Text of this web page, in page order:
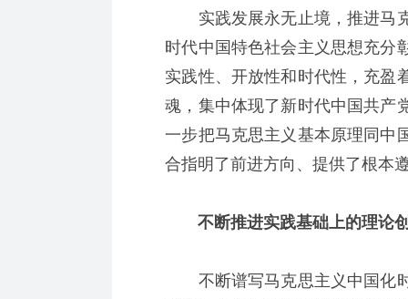
实践发展永无止境，推进马克
时代中国特色社会主义思想充分
实践性、开放性和时代性，充盈
魂，集中体现了新时代中国共产
一步把马克思主义基本原理同中
合指明了前进方向、提供了根本
不断推进实践基础上的理论
不断谱写马克思主义中国化时